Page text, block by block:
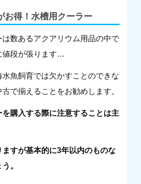
お得！水槽用クーラー
数あるアクアリウム用品の中で
値段が張ります…
魚飼育では欠かすことのできな
で揃えることをお勧めします。
購入する際に注意することは主
すが基本的に3年以内のものな
。